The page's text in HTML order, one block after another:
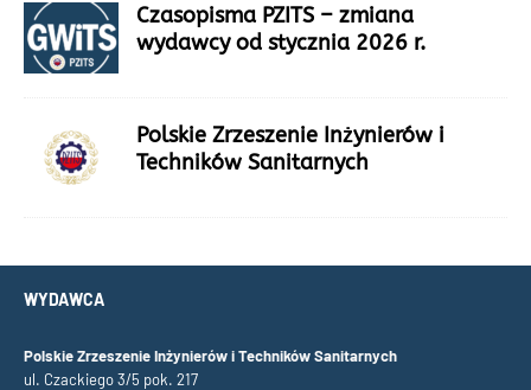
Czasopisma PZITS – zmiana
wydawcy od stycznia 2026 r.
Polskie Zrzeszenie Inżynierów i
Techników Sanitarnych
WYDAWCA
Polskie Zrzeszenie Inżynierów i Techników Sanitarnych
ul. Czackiego 3/5 pok. 217